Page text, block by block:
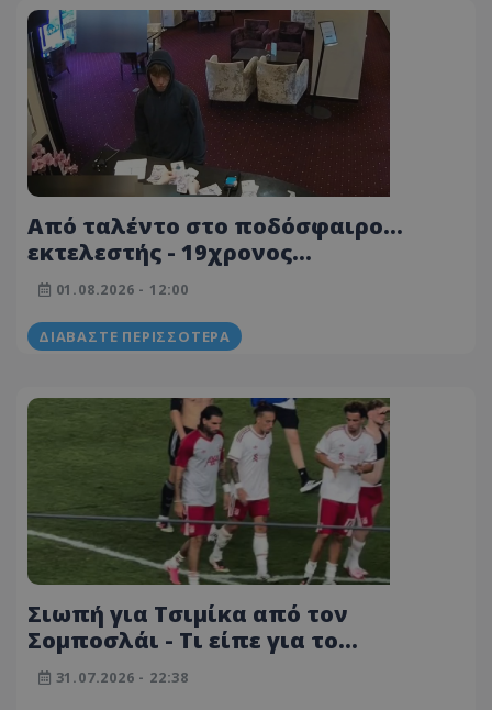
Από ταλέντο στο ποδόσφαιρο...
εκτελεστής - 19χρονος
στρατολογήθηκε για να εκτελέσει
συμβόλαιο θανάτου 25 χιλιάδων
ευρώ
01.08.2026 - 12:00
ΔΙΑΒΆΣΤΕ ΠΕΡΙΣΣΌΤΕΡΑ
Σιωπή για Τσιμίκα από τον
Σομποσλάι - Τι είπε για το
περιστατικό με το περιβραχιόνιο
στη Λίβερπουλ
31.07.2026 - 22:38